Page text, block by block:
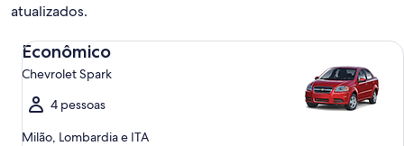
atualizados.
Econômico
Chevrolet Spark
4 pessoas
Milão, Lombardia e ITA
Econômico Chevrolet Spark